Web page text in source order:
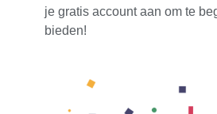
je gratis account aan om te
bieden!